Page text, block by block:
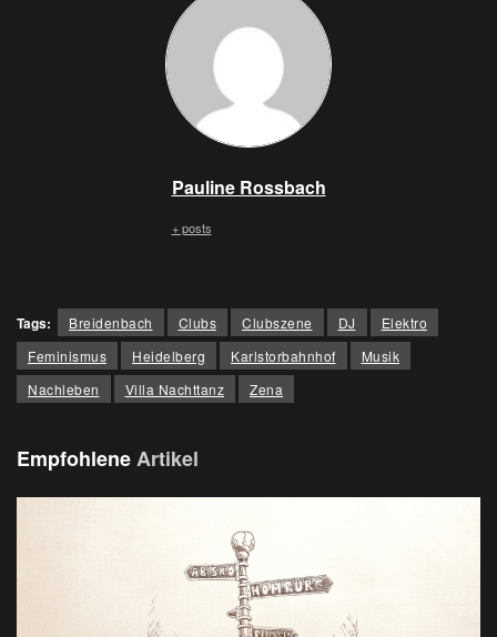
Pauline Rossbach
+ posts
Tags: Breidenbach Clubs Clubszene DJ
Elektro
Feminismus
Heidelberg Karlstorbahnhof
Musik
Nachleben
Villa Nachttanz Zena
EmpfohleneArtikel